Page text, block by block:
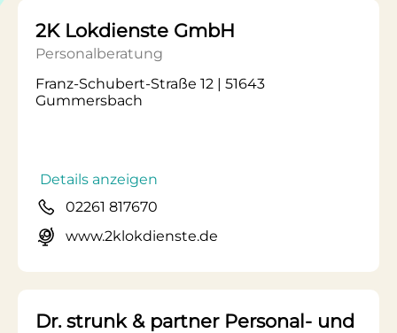
2K Lokdienste GmbH
Personalberatung
Franz-Schubert-Straße 12 | 51643
Gummersbach
Details anzeigen
02261 817670
www.2klokdienste.de
Dr. strunk & partner Personal- und